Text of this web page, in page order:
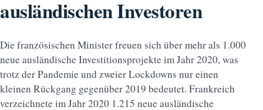
ausländischen Investoren
Die französischen Minister freuen sich über mehr als 1.000
neue ausländische Investitionsprojekte im Jahr 2020, was
trotz der Pandemie und zweier Lockdowns nur einen
kleinen Rückgang gegenüber 2019 bedeutet. Frankreich
verzeichnete im Jahr 2020 1.215 neue ausländische